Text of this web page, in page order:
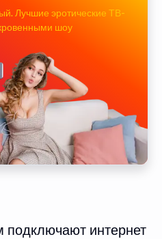
Лучшие эротические ТВ-
шоу
подключают интернет